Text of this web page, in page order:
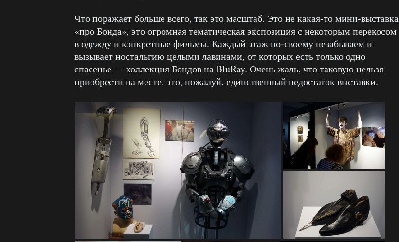
Что поражает больше всего, так это масштаб. Это не какая-то мини-выставка
«про Бонда», это огромная тематическая экспозиция с некоторым перекосом
в одежду и конкретные фильмы. Каждый этаж по-своему незабываем и
вызывает ностальгию целыми лавинами, от которых есть только одно
спасенье — коллекция Бондов на BluRay. Очень жаль, что таковую нельзя
приобрести на месте, это, пожалуй, единственный недостаток выставки.